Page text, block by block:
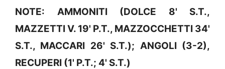
NOTE: AMMONITI (DOLCE 8' S.T.,
MAZZETTI V. 19' P.T., MAZZOCCHETTI 34'
S.T., MACCARI 26' S.T.); ANGOLI (3-2),
RECUPERI (1' P.T.; 4' S.T.)